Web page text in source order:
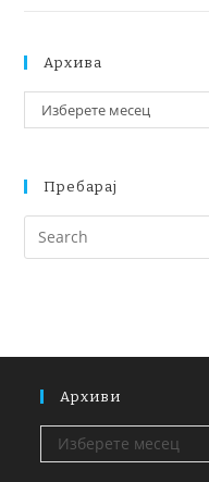
Архива
Изберете месец
Пребарај
Архиви
Изберете месец